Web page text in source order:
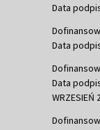
Data
Data
Data
WRZESIEŃ